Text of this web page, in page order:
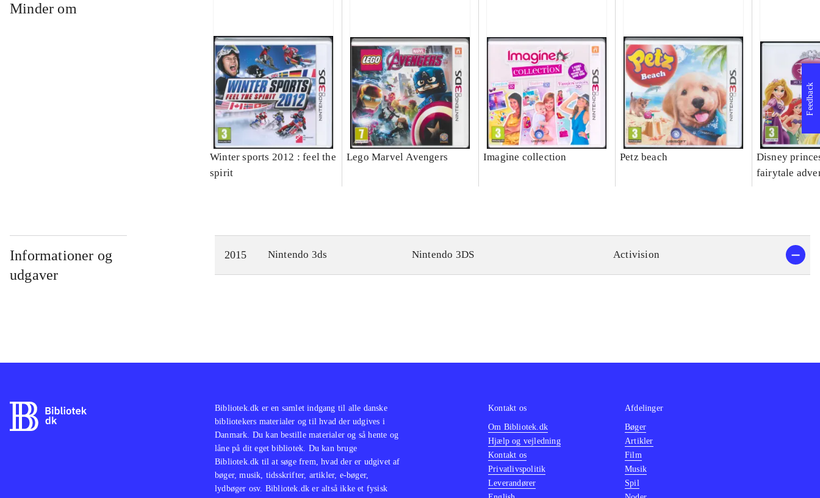
Minder om
Winter sports 2012 : feel the
spirit
Lego Marvel Avengers Imagine collection Petz beach
Disney
fairytale
Informationer og
udgaver
2015 Nintendo 3ds Nintendo 3DS Activision
Feedback
Bibliotek.dk er en samlet indgang til alle danske
bibliotekers materialer og til hvad der udgives i
Danmark. Du kan bestille materialer og så hente og
låne på dit eget bibliotek. Du kan bruge
Bibliotek.dk til at søge frem, hvad der er udgivet af
bøger, musik, tidsskrifter, artikler, e-bøger,
lydbøger osv. Bibliotek.dk er altså ikke et fysisk
Kontakt os
Om Bibliotek.dk
Hjælp og vejledning
Kontakt os
Privatlivspolitik
Leverandører
Afdelinger
Bøger
Artikler
Film
Musik
Spil